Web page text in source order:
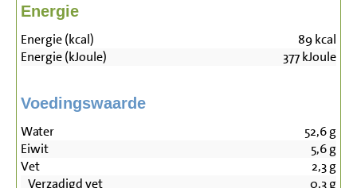
Energie
Energie (kcal) 89kcal
Energie (kJoule)
377kJoule
Voedingswaarde
Water 52,6g
Eiwit
5,6g
Vet
2,3g
Verzadigd vet
0,3g